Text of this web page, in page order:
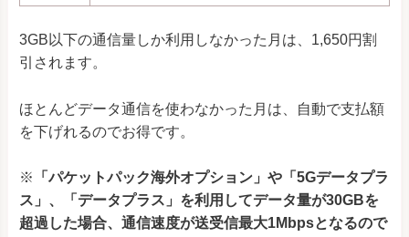
3GB以下の通信量しか利用しなかった月は、1,650円割
引されます。
ほとんどデータ通信を使わなかった月は、自動で支払額
を下げれるのでお得です。
※
「パケットパック海外オプション」や「5Gデータプラ
ス」、「データプラス」を利用してデータ量が30GBを
超過した場合、通信速度が送受信最大1Mbpsとなるので